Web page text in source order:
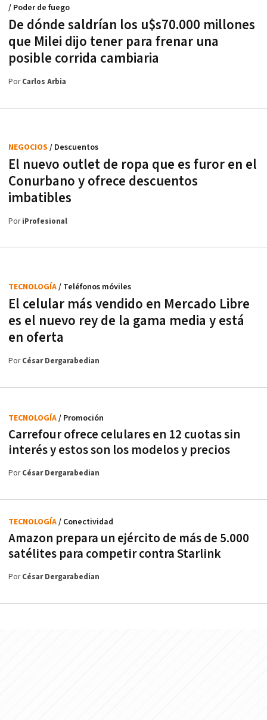
De dónde saldrían los u$s70.000 millones
que Milei dijo tener para frenar una
posible corrida cambiaria
/ Poder de fuego
PorCarlos Arbia
El nuevo outlet de ropa que es furor en el
Conurbano y ofrece descuentos
imbatibles
NEGOCIOS / Descuentos
PoriProfesional
El celular más vendido en Mercado Libre
es el nuevo rey de la gama media y está
en oferta
TECNOLOGÍA/ Teléfonos móviles
PorCésar Dergarabedian
Carrefour ofrece celulares en 12 cuotas sin
interés y estos son los modelos y precios
TECNOLOGÍA/ Promoción
PorCésar Dergarabedian
Amazon prepara un ejército de más de 5.000
satélites para competir contra Starlink
TECNOLOGÍA/ Conectividad
PorCésar Dergarabedian